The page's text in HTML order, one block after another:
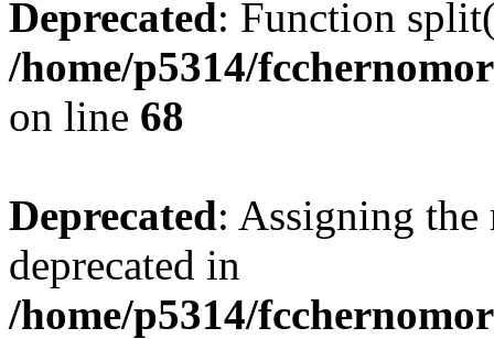
Deprecated: Function
/home/p5314/
on line 68
Deprecated: Assigning the
deprecated in
/home/p5314/